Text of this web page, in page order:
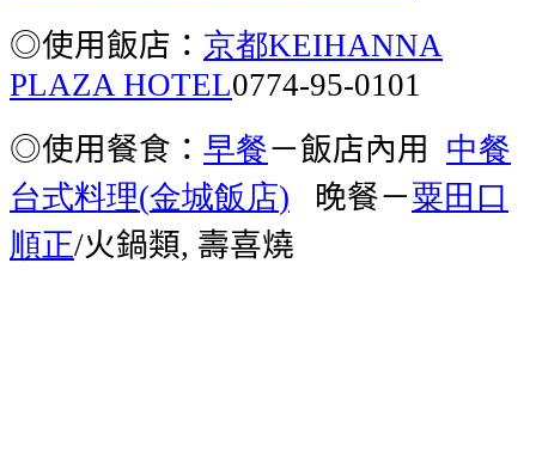
◎使用飯店： 京都KEIHANNA
PLAZA HOTEL0774-95-0101
◎使用餐食： 早餐－飯店內用 中餐
台式料理(金城飯店) 晚餐－粟田口
順正/火鍋類, 壽喜燒